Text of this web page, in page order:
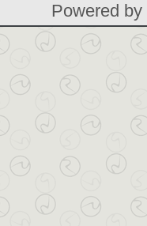
Powered by